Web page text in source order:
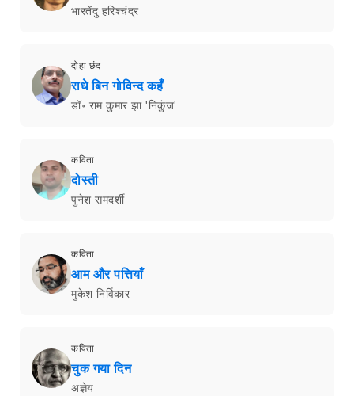
भारतेंदु हरिश्चंद्र
दोहा छंद
राधे बिन गोविन्द कहँ
डॉ॰ राम कुमार झा 'निकुंज'
कविता
दोस्ती
पुनेश समदर्शी
कविता
आम और पत्तियाँ
मुकेश निर्विकार
कविता
चुक गया दिन
अज्ञेय